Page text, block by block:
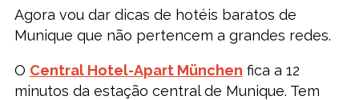
Agora vou dar dicas de hotéis baratos de
Munique que não pertencem a grandes redes.
O Central Hotel-Apart München fica a 12
minutos da estação central de Munique. Tem